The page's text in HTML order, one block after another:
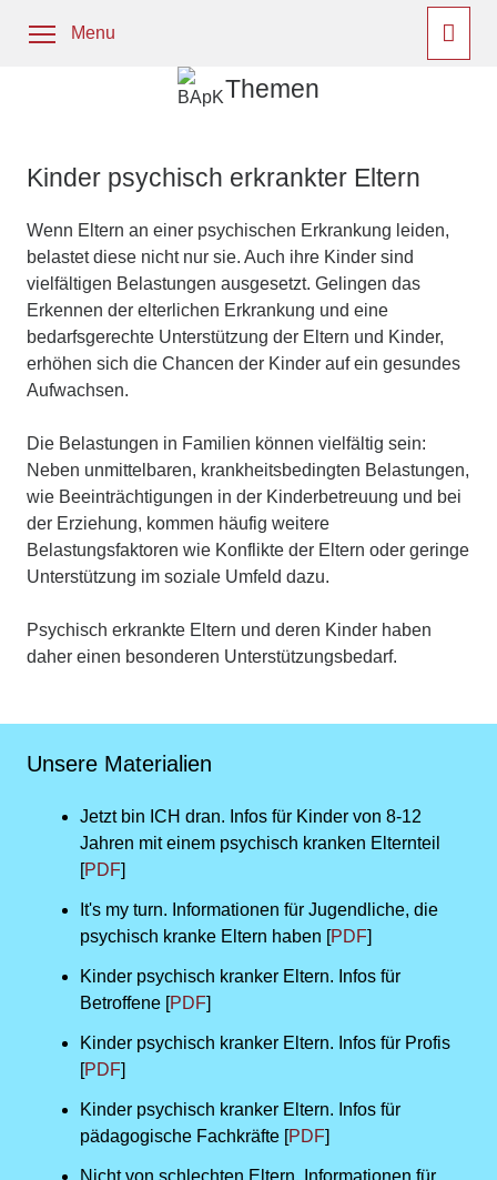
Themen
Menu
Kinder psychisch erkrankter Eltern
Wenn Eltern an einer psychischen Erkrankung leiden,
belastet diese nicht nur sie. Auch ihre Kinder sind
vielfältigen Belastungen ausgesetzt. Gelingen das
Erkennen der elterlichen Erkrankung und eine
bedarfsgerechte Unterstützung der Eltern und Kinder,
erhöhen sich die Chancen der Kinder auf ein gesundes
Aufwachsen.
Die Belastungen in Familien können vielfältig sein:
Neben unmittelbaren, krankheitsbedingten Belastungen,
wie Beeinträchtigungen in der Kinderbetreuung und bei
der Erziehung, kommen häufig weitere
Belastungsfaktoren wie Konflikte der Eltern oder geringe
Unterstützung im soziale Umfeld dazu.
Psychisch erkrankte Eltern und deren Kinder haben
daher einen besonderen Unterstützungsbedarf.
Unsere Materialien
Jetzt bin ICH dran. Infos für Kinder von 8-12
Jahren mit einem psychisch kranken Elternteil
[PDF]
It's my turn. Informationen für Jugendliche, die
psychisch kranke Eltern haben [PDF]
Kinder psychisch kranker Eltern. Infos für
Betroffene [PDF]
Kinder psychisch kranker Eltern. Infos für Profis
[PDF]
Kinder psychisch kranker Eltern. Infos für
pädagogische Fachkräfte [PDF]
Nicht von schlechten Eltern. Informationen für